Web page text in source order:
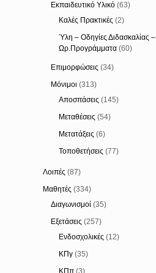
Εκπαιδευτικό Υλικό (63)
Καλές Πρακτικές (2)
Ύλη – Οδηγίες Διδασκαλίας –
Ωρ.Προγράμματα (60)
Επιμορφώσεις (34)
Μόνιμοι (313)
Αποσπάσεις (145)
Μεταθέσεις (54)
Μετατάξεις (6)
Τοποθετήσεις (77)
Λοιπές (87)
Μαθητές (334)
Διαγωνισμοί (35)
Εξετάσεις (257)
Ενδοσχολικές (12)
ΚΠγ (35)
ΚΠπ (3)